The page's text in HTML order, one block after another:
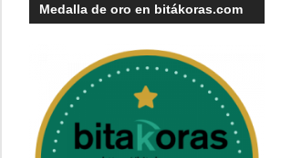
Medalla de oro en bitákoras.com